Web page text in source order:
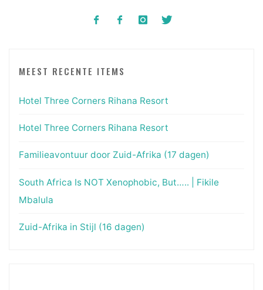
MEEST RECENTE ITEMS
Hotel Three Corners Rihana Resort
Hotel Three Corners Rihana Resort
Familieavontuur door Zuid-Afrika (17 dagen)
South Africa Is NOT Xenophobic, But….. | Fikile
Mbalula
Zuid-Afrika in Stijl (16 dagen)